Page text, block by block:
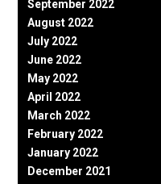
September 2022
August 2022
July 2022
June 2022
May 2022
April 2022
March 2022
February 2022
January 2022
December 2021